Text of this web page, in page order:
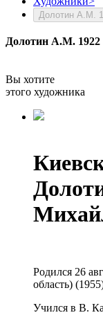
Долотин А.М.
Долотин А.М. 1922
Вы хотите
этого художника
Родился 26
область)
Учился в В.